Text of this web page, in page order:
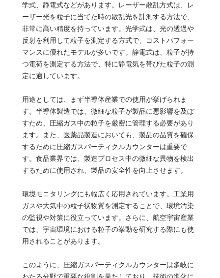
学式、静電式などがあります。レーザー散乱方式は、レ
ーザー光を粒子に当てた時の散乱光を計測する方法で、
非常に高い精度を持っています。光学式は、光の透過や
反射を利用して粒子を測定する方式で、コストパフォー
マンスに優れたモデルが多いです。静電式は、粒子が持
つ電荷を測定する方法で、特に静電気を帯びた粒子の測
定に適しています。
用途としては、まず半導体産業での使用が挙げられま
す。半導体製造では、微細な粒子が製品に悪影響を及ぼ
すため、圧縮ガス中の粒子を厳密に管理する必要があり
ます。また、医薬品製造においても、製品の品質を確保
するために圧縮ガスパーティクルカウンターは重要で
す。食品業界では、製造プロセス中の微細な異物を検出
するために使用され、製品の安全性を向上させます。
環境モニタリングにも幅広く応用されています。工業用
ガスや大気中の粒子状物質を測定することで、環境汚染
の監視や対策に役立っています。さらに、航空宇宙産業
では、宇宙環境における粒子の挙動を研究する際にも使
用されることがあります。
このように、圧縮ガスパーティクルカウンターは多岐に
わたる分野で重要な役割を果たしており、技術の進化に